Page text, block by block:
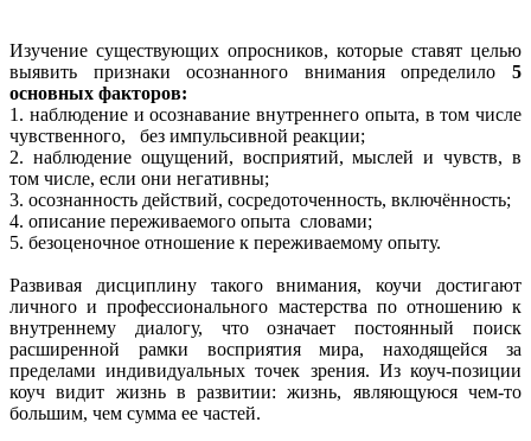
Изучение существующих опросников, которые ставят целью
выявить признаки осознанного внимания определило 5
основных факторов:
1. наблюдение и осознавание внутреннего опыта, в том числе
чувственного, без импульсивной реакции;
2. наблюдение ощущений, восприятий, мыслей и чувств, в
том числе, если они негативны;
3. осознанность действий, сосредоточенность, включённость;
4. описание переживаемого опыта словами;
5. безоценочное отношение к переживаемому опыту.
Развивая дисциплину такого внимания, коучи достигают
личного и профессионального мастерства по отношению к
внутреннему диалогу, что означает постоянный поиск
расширенной рамки восприятия мира, находящейся за
пределами индивидуальных точек зрения. Из коуч-позиции
коуч видит жизнь в развитии: жизнь, являющуюся чем-то
большим, чем сумма ее частей.